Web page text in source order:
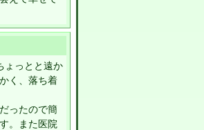
ょっとと遠か
く、落ち着
ったので簡
。また医院